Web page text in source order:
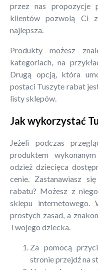
przez nas propozycje
klientów pozwolą Ci
najlepsza.
Produkty możesz
kategoriach, na
Drugą opcją, która
postaci Tuszyte rabat
listy sklepów.
Jak wykorzystać
Jeżeli podczas
produktem
odzież dziecięca
cenie. Zastanawiasz
rabatu? Możesz z
sklepu internetowego.
prostych zasad, a
Twojego dziecka.
Za pomocą
stronie przejdź na